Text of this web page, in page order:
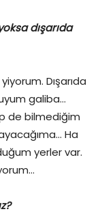
dışarıda
Dışarıda
galiba…
de bilmediğim
Ha
yerler var.